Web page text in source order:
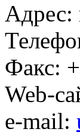
Факс:
Web-
e-mail: